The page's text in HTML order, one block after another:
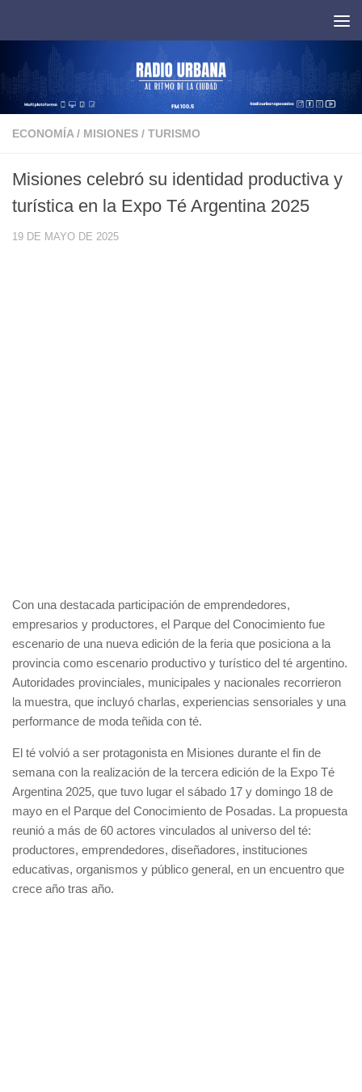
ECONOMÍA / MISIONES / TURISMO
Misiones celebró su identidad productiva y
turística en la Expo Té Argentina 2025
19 DE MAYO DE 2025
Con una destacada participación de emprendedores,
empresarios y productores, el Parque del Conocimiento fue
escenario de una nueva edición de la feria que posiciona a la
provincia como escenario productivo y turístico del té argentino.
Autoridades provinciales, municipales y nacionales recorrieron
la muestra, que incluyó charlas, experiencias sensoriales y una
performance de moda teñida con té.
El té volvió a ser protagonista en Misiones durante el fin de
semana con la realización de la tercera edición de la Expo Té
Argentina 2025, que tuvo lugar el sábado 17 y domingo 18 de
mayo en el Parque del Conocimiento de Posadas. La propuesta
reunió a más de 60 actores vinculados al universo del té:
productores, emprendedores, diseñadores, instituciones
educativas, organismos y público general, en un encuentro que
crece año tras año.